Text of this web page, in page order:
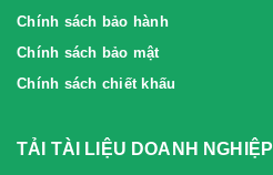
Chính sách bảo hành
Chính sách bảo mật
Chính sách chiết khấu
TẢI TÀI LIỆU DOANH NGHIỆP